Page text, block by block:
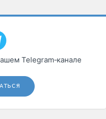
Telegram‑канале